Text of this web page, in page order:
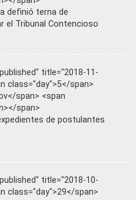
definió terna de
el Tribunal Contencioso
title="2018-11-
class="day">5</span>
span> <span
span>
de postulantes
title="2018-10-
class="day">29</span>